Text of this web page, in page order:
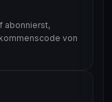
abonnierst,
von